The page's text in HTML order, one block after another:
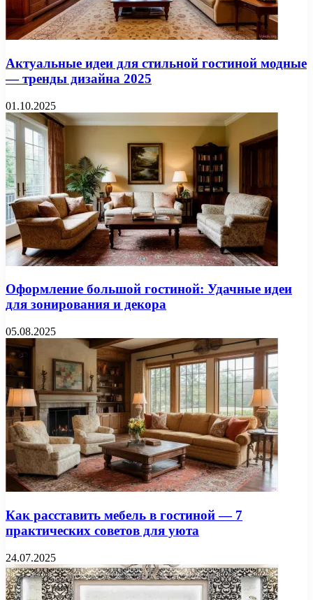
Актуальные идеи для стильной гостиной модные
— тренды дизайна 2025
01.10.2025
Оформление большой гостиной: Удачные идеи
для зонирования и декора
05.08.2025
Как расставить мебель в гостиной — 7
практических советов для уюта
24.07.2025